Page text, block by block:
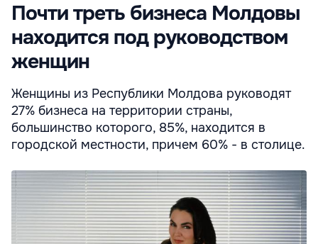
Почти треть бизнеса Молдовы
находится под руководством
женщин
Женщины из Республики Молдова руководят
27% бизнеса на территории страны,
большинство которого, 85%, находится в
городской местности, причем 60% - в столице.